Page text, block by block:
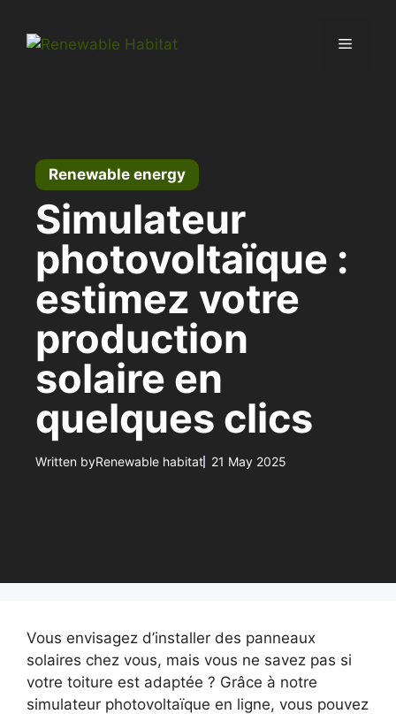
content
Menu
Renewable energy
Simulateur
photovoltaïque :
estimez votre
production
solaire en
quelques clics
Written byRenewable habitat 21 May 2025
Vous envisagez d’installer des panneaux
solaires chez vous, mais vous ne savez pas si
votre toiture est adaptée ? Grâce à notre
simulateur photovoltaïque en ligne, vous pouvez